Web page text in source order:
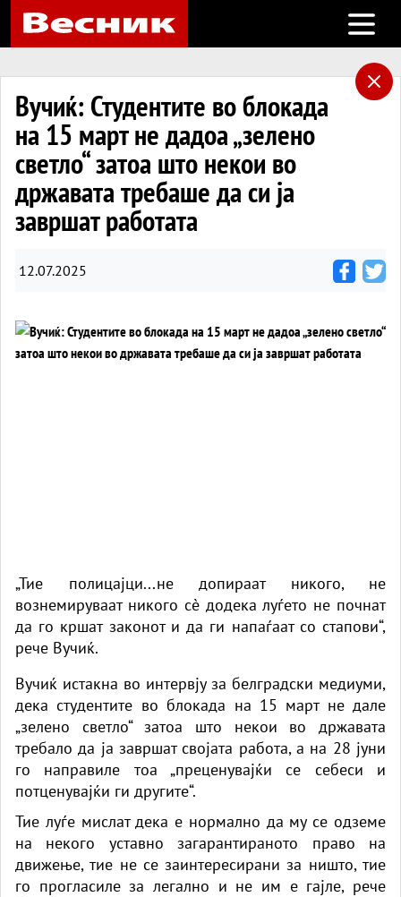
Open
Вучиќ: Студентите во блокада
на 15 март не дадоа „зелено
светло“ затоа што некои во
државата требаше да си ја
завршат работата
12.07.2025
„Тие полицајци...не допираат никого, не
вознемируваат никого сè додека луѓето не почнат
да го кршат законот и да ги напаѓаат со стапови“,
рече Вучиќ.
Вучиќ истакна во интервју за белградски медиуми,
дека студентите во блокада на 15 март не дале
„зелено светло“ затоа што некои во државата
требало да ја завршат својата работа, а на 28 јуни
го направиле тоа „преценувајќи се себеси и
потценувајќи ги другите“.
Тие луѓе мислат дека е нормално да му се одземе
на некого уставно загарантираното право на
движење, тие не се заинтересирани за ништо, тие
го прогласиле за легално и не им е гајле, рече